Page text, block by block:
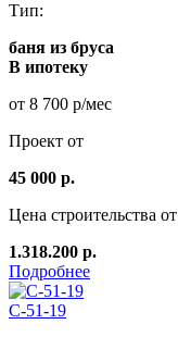
Тип:
баня из бруса
В ипотеку
от 8 700 р/мес
Проект от
45 000 р.
Цена строительства от
1.318.200 р.
Подробнее
C-51-19